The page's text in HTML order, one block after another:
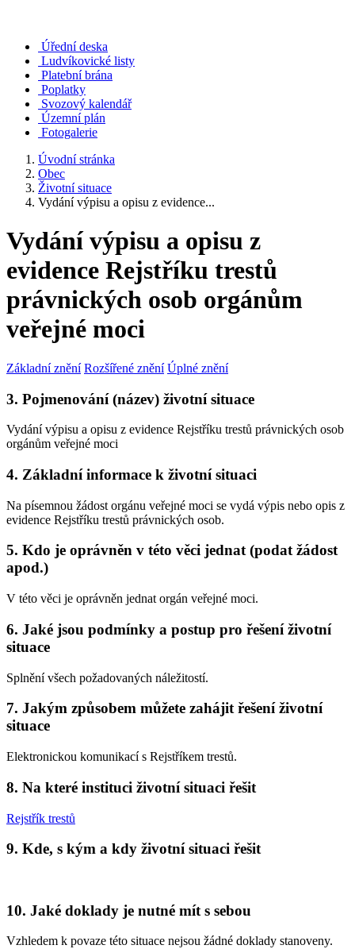
Úřední deska
Ludvíkovické listy
Platební brána
Poplatky
Svozový kalendář
Územní plán
Fotogalerie
Úvodní stránka
Obec
Životní situace
Vydání výpisu a opisu z evidence...
Vydání výpisu a opisu z
evidence Rejstříku trestů
právnických osob orgánům
veřejné moci
Základní znění Rozšířené znění Úplné znění
3. Pojmenování (název) životní situace
Vydání výpisu a opisu z evidence Rejstříku trestů právnických osob
orgánům veřejné moci
4. Základní informace k životní situaci
Na písemnou žádost orgánu veřejné moci se vydá výpis nebo opis z
evidence Rejstříku trestů právnických osob.
5. Kdo je oprávněn v této věci jednat (podat žádost
apod.)
V této věci je oprávněn jednat orgán veřejné moci.
6. Jaké jsou podmínky a postup pro řešení životní
situace
Splnění všech požadovaných náležitostí.
7. Jakým způsobem můžete zahájit řešení životní
situace
Elektronickou komunikací s Rejstříkem trestů.
8. Na které instituci životní situaci řešit
Rejstřík trestů
9. Kde, s kým a kdy životní situaci řešit
10. Jaké doklady je nutné mít s sebou
Vzhledem k povaze této situace nejsou žádné doklady stanoveny.